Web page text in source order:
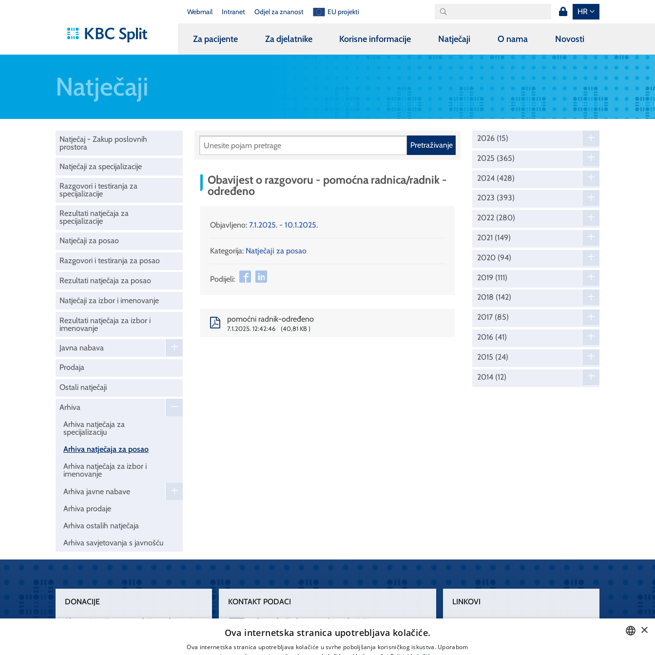
Webmail Intranet Odjel za znanost EU projekti HR
Za pacijente Za djelatnike Korisne informacije Natječaji O nama Novosti
Natječaji
Natječaj - Zakup poslovnih
prostora
Natječaji za specijalizacije
Razgovori i testiranja za
specijalizacije
Rezultati natječaja za
specijalizacije
Natječaji za posao
Razgovori i testiranja za posao
Rezultati natječaja za posao
Natječaji za izbor i imenovanje
Rezultati natječaja za izbor i
imenovanje
Javna nabava
Prodaja
Ostali natječaji
Arhiva
Arhiva natječaja za
specijalizaciju
Arhiva natječaja za posao
Arhiva natječaja za izbor i
imenovanje
Arhiva javne nabave
Arhiva prodaje
Arhiva ostalih natječaja
Arhiva savjetovanja s javnošću
Pretraživanje
Obavijest o razgovoru - pomoćna radnica/radnik -
određeno
Objavljeno: 7.1.2025. - 10.1.2025.
Kategorija: Natječaji za posao
Podijeli:
pomoćni radnik-određeno
7.1.2025. 12:42:46 40,81 KB
2026 (15)
2025 (365)
2024 (428)
2023 (393)
2022 (280)
2021 (149)
2020 (94)
2019 (111)
2018 (142)
2017 (85)
2016 (41)
2015 (24)
2014 (12)
DONACIJE
Plemenitim činom nesebičnog darivanja
„Zarazimo“ se dobrotom, donirajmo od
KONTAKT PODACI
Centrala Firule
021 556 111
Centrala Križine
021 557 111
LINKOVI
×
Ova internetska stranica upotrebljava kolačiće.
Ova internetska stranica upotrebljava kolačiće u svrhe poboljšanja korisničkog iskustva. Uporabom